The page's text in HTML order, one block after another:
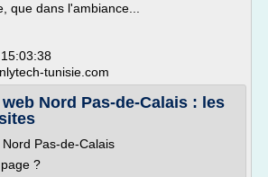
que dans l'ambiance...
tunisie.com
Nord Pas-de-Calais : les
Pas-de-Calais
?